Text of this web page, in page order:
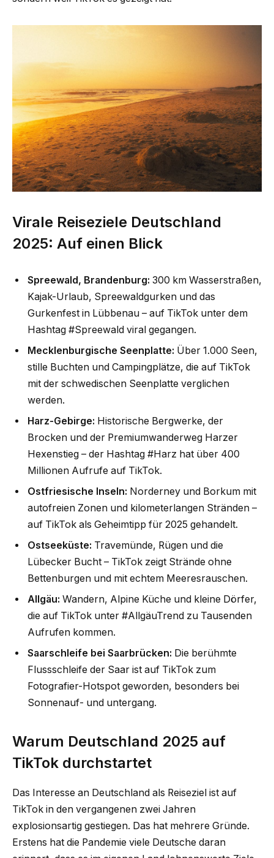
Virale Reiseziele Deutschland
2025: Auf einen Blick
Spreewald, Brandenburg: 300 km Wasserstraßen,
Kajak-Urlaub, Spreewaldgurken und das
Gurkenfest in Lübbenau – auf TikTok unter dem
Hashtag #Spreewald viral gegangen.
Mecklenburgische Seenplatte: Über 1.000 Seen,
stille Buchten und Campingplätze, die auf TikTok
mit der schwedischen Seenplatte verglichen
werden.
Harz-Gebirge: Historische Bergwerke, der
Brocken und der Premiumwanderweg Harzer
Hexenstieg – der Hashtag #Harz hat über 400
Millionen Aufrufe auf TikTok.
Ostfriesische Inseln: Norderney und Borkum mit
autofreien Zonen und kilometerlangen Stränden –
auf TikTok als Geheimtipp für 2025 gehandelt.
Ostseeküste: Travemünde, Rügen und die
Lübecker Bucht – TikTok zeigt Strände ohne
Bettenburgen und mit echtem Meeresrauschen.
Allgäu: Wandern, Alpine Küche und kleine Dörfer,
die auf TikTok unter #AllgäuTrend zu Tausenden
Aufrufen kommen.
Saarschleife bei Saarbrücken: Die berühmte
Flussschleife der Saar ist auf TikTok zum
Fotografier-Hotspot geworden, besonders bei
Sonnenauf- und untergang.
Warum Deutschland 2025 auf
TikTok durchstartet
Das Interesse an Deutschland als Reiseziel ist auf
TikTok in den vergangenen zwei Jahren
explosionsartig gestiegen. Das hat mehrere Gründe.
Erstens hat die Pandemie viele Deutsche daran